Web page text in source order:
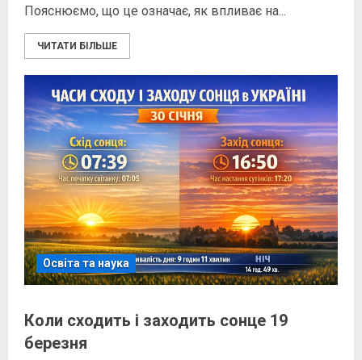
Пояснюємо, що це означає, як впливає на...
ЧИТАТИ БІЛЬШЕ
Освіта та наука
Коли сходить і заходить сонце 19
березня